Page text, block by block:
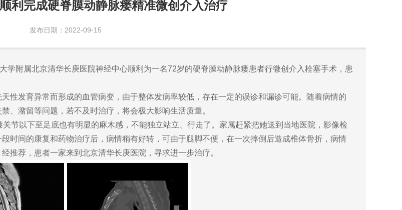
利完成硬脊膜动静脉瘘精准微创介入治疗
发布日期：2022-09-15
学附属北京清华长庚医院神经中心顺利为一名72岁的硬脊膜动静脉瘘患者行微创介入栓塞手术，患
发育异常而形成的血管病变，由于整体发病率较低，存在一定的误诊和漏诊可能。随着病情的
、潴留等问题，若不及时治疗，将会极大影响生活质量。
以下至足底也有明显的麻木感，不能独立站立、行走了。家属赶紧把她送到当地医院，影像检
时间的康复和药物治疗后，病情稍有好转，可由于腿脚不便，在一次摔倒后造成椎体骨折，病情
推荐，患者一家来到北京清华长庚医院，寻求进一步治疗。